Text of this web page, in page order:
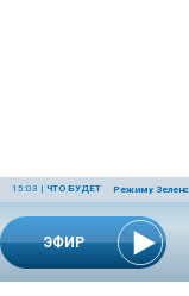
ЭФИР
15:03 | ЧТО БУДЕТ Режиму